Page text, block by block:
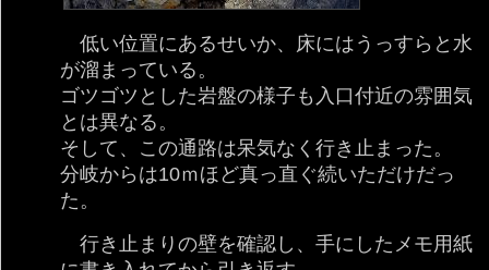
低い位置にあるせいか、床にはうっすらと水
が溜まっている。
ゴツゴツとした岩盤の様子も入口付近の雰囲気
とは異なる。
そして、この通路は呆気なく行き止まった。
分岐からは10ｍほど真っ直ぐ続いただけだっ
た。
行き止まりの壁を確認し、手にしたメモ用紙